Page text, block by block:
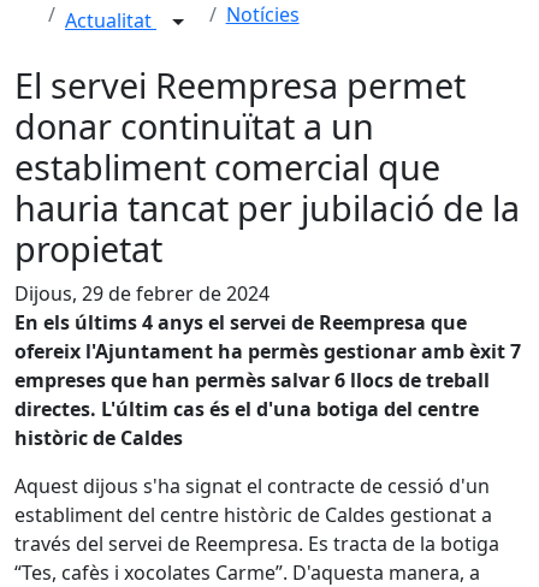
Actualitat Notícies
El servei Reempresa permet
donar continuïtat a un
establiment comercial que
hauria tancat per jubilació de la
propietat
Dijous, 29 de febrer de 2024
En els últims 4 anys el servei de Reempresa que
ofereix l'Ajuntament ha permès gestionar amb èxit 7
empreses que han permès salvar 6 llocs de treball
directes. L'últim cas és el d'una botiga del centre
històric de Caldes
Aquest dijous s'ha signat el contracte de cessió d'un
establiment del centre històric de Caldes gestionat a
través del servei de Reempresa. Es tracta de la botiga
“Tes, cafès i xocolates Carme”. D'aquesta manera, a